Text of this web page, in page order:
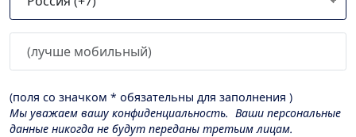
(поля со значком * обязательны для заполнения )
Мы уважаем вашу конфиденциальность. Ваши персональные
данные никогда не будут переданы третьим лицам.